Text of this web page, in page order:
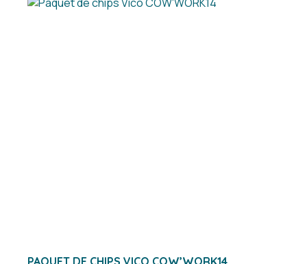
PAQUET DE CHIPS VICO COW’WORK14